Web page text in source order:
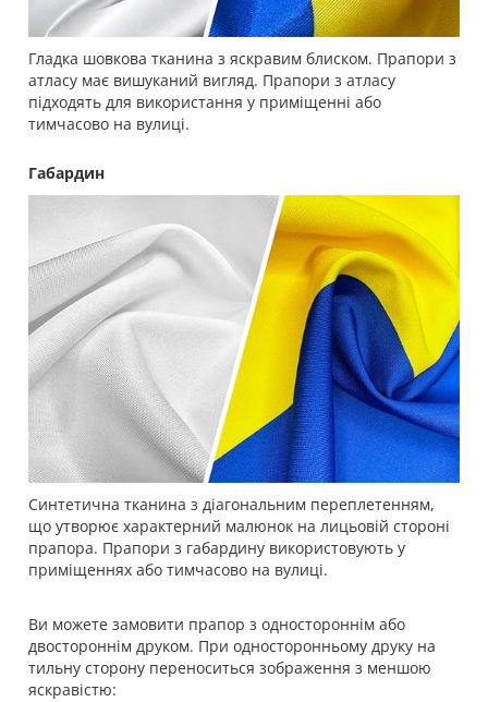
Гладка шовкова тканина з яскравим блиском. Прапори з
атласу має вишуканий вигляд. Прапори з атласу
підходять для використання у приміщенні або
тимчасово на вулиці.
Габардин
Синтетична тканина з діагональним переплетенням,
що утворює характерний малюнок на лицьовій стороні
прапора. Прапори з габардину використовують у
приміщеннях або тимчасово на вулиці.
Ви можете замовити прапор з одностороннім або
двостороннім друком. При односторонньому друку на
тильну сторону переноситься зображення з меншою
яскравістю: